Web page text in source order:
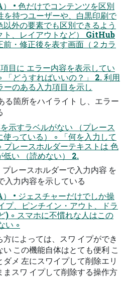
• 色だけでコンテンツを区別
を持つユーザーや、白黒印刷で
外の要素でも区別できるよう
ト、レイアウトなど） GitHub
・修正後を表す画面（２カラ
目に エラー内容を表示してい
「どうすればいいの？」 2. 利用
のある入力項目を示し
る箇所をハイライト し、エラー
示すラベルがない （プレース
っている） ◦ 「何を入力して
プレースホルダーテキストは 色
低い （読めない） 2.
レースホルダーで入力内容 を
入力内容を示している
• ジェスチャーだけでしか操
プ、ピンチイン・アウト、ドラ
) ◦ スマホに不慣れな人はこの
い ◦
によっては、スワ イプができ
この機能自体はとても便利 こ
メ 左にスワイプして削除エリ
まスワ イプして削除する操作方